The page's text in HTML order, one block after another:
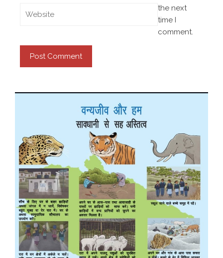
the next
time I
comment.